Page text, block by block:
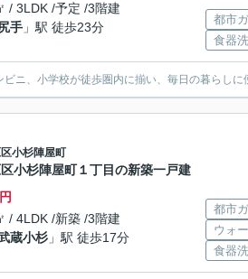
/ 3LDK /予定 /3階建
手 」駅 徒歩23分
都市
食器
ニ、小学校が徒歩圏内に揃い、毎日の暮らしに
小杉陣屋町
小杉陣屋町１丁目の新築一戸建
/ 4LDK /新築 /3階建
蔵小杉 」駅 徒歩17分
都市
ウォ
食器